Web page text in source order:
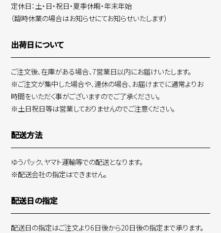
定休日：土・日・祝日・夏季休暇・年末年始
（臨時休業の場合はお知らせにてお知らせいたします）
出荷日について
ご注文後、在庫がある場合、7営業日以内にお届けいたします。
※ご注文が集中した場合や、連休の場合、お届けまでに通常よりお
時間をいただく事がございますのでご了承ください。
※土日祝日等は営業しておりませんのでご注意ください。
配送方法
ゆうパック、ヤマト運輸等での配送となります。
※配送会社の指定はできません。
配送日の指定
配送日の指定はご注文より6日後から20日後の指定まで承ります。